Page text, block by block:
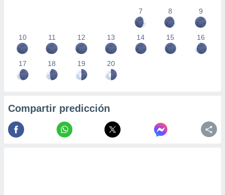
7
8 9
10 11 12 13 14 15 16
17 18 19 20
Compartir predicción